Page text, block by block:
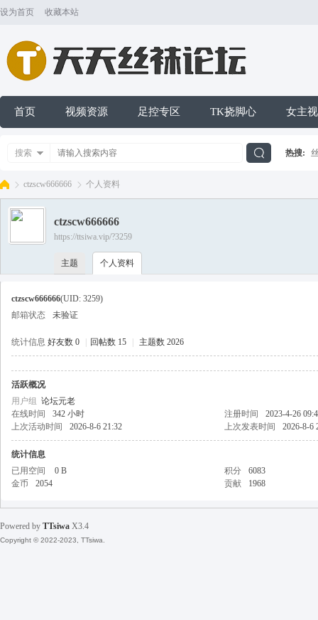
设为首页 收藏本站
首页 视频资源 足控专区 TK挠脚心 女主
搜索 热搜:
丝
›
ctzscw666666 个人资料
ctzscw666666
https://ttsiwa.vip/?3259
主题 个人资料
ctzscw666666(UID: 3259)
邮箱状态
未验证
统计信息 好友数 0 回帖数 15 主题数 2026
活跃概况
用户组 论坛元老
在线时间
342 小时 注册时间
2023-4-26
上次活动时间
2026-8-6 21:32 上次发表时间 2026-8-6
统计信息
已用空间
0 B 积分
6083
金币
2054 贡献 1968
Powered by TTsiwa X3.4
Copyright © 2022-2023, TTsiwa.